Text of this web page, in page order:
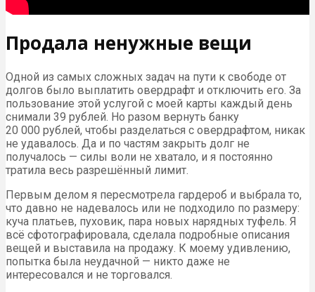
Продала ненужные вещи
Одной из самых сложных задач на пути к свободе от
долгов было выплатить овердрафт и отключить его. За
пользование этой услугой с моей карты каждый день
снимали 39 рублей. Но разом вернуть банку
20 000 рублей, чтобы разделаться с овердрафтом, никак
не удавалось. Да и по частям закрыть долг не
получалось — силы воли не хватало, и я постоянно
тратила весь разрешённый лимит.
Первым делом я пересмотрела гардероб и выбрала то,
что давно не надевалось или не подходило по размеру:
куча платьев, пуховик, пара новых нарядных туфель. Я
всё сфотографировала, сделала подробные описания
вещей и выставила на продажу. К моему удивлению,
попытка была неудачной — никто даже не
интересовался и не торговался.